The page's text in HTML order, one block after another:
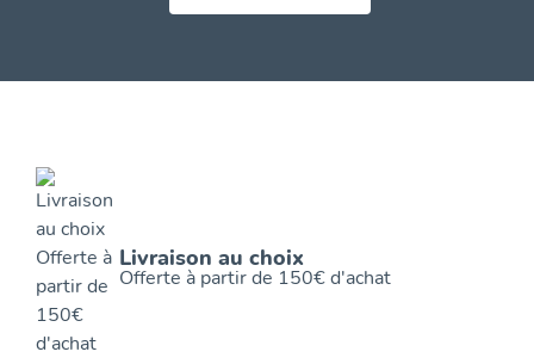
Livraison au choix
Offerte à partir de 150€ d'achat